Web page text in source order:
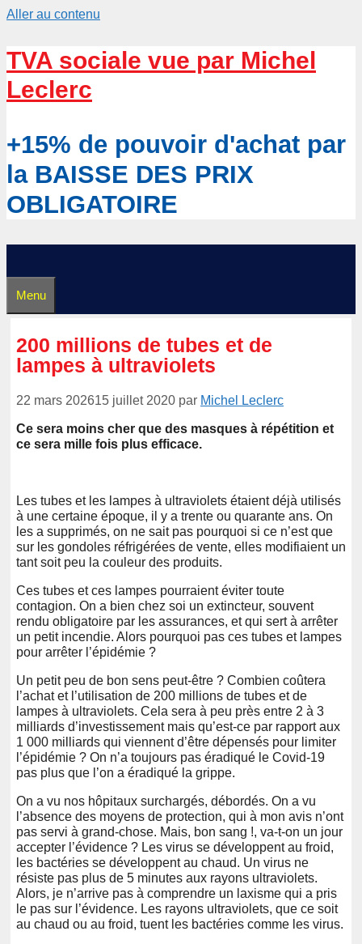
Aller au contenu
TVA sociale vue par Michel
Leclerc
+15% de pouvoir d'achat par
la BAISSE DES PRIX
OBLIGATOIRE
Menu
200 millions de tubes et de
lampes à ultraviolets
22 mars 202615 juillet 2020 par Michel Leclerc
Ce sera moins cher que des masques à répétition et
ce sera mille fois plus efficace.
Les tubes et les lampes à ultraviolets étaient déjà utilisés
à une certaine époque, il y a trente ou quarante ans. On
les a supprimés, on ne sait pas pourquoi si ce n’est que
sur les gondoles réfrigérées de vente, elles modifiaient un
tant soit peu la couleur des produits.
Ces tubes et ces lampes pourraient éviter toute
contagion. On a bien chez soi un extincteur, souvent
rendu obligatoire par les assurances, et qui sert à arrêter
un petit incendie. Alors pourquoi pas ces tubes et lampes
pour arrêter l’épidémie ?
Un petit peu de bon sens peut-être ? Combien coûtera
l’achat et l’utilisation de 200 millions de tubes et de
lampes à ultraviolets. Cela sera à peu près entre 2 à 3
milliards d’investissement mais qu’est-ce par rapport aux
1 000 milliards qui viennent d’être dépensés pour limiter
l’épidémie ? On n’a toujours pas éradiqué le Covid-19
pas plus que l’on a éradiqué la grippe.
On a vu nos hôpitaux surchargés, débordés. On a vu
l’absence des moyens de protection, qui à mon avis n’ont
pas servi à grand-chose. Mais, bon sang !, va-t-on un jour
accepter l’évidence ? Les virus se développent au froid,
les bactéries se développent au chaud. Un virus ne
résiste pas plus de 5 minutes aux rayons ultraviolets.
Alors, je n’arrive pas à comprendre un laxisme qui a pris
le pas sur l’évidence. Les rayons ultraviolets, que ce soit
au chaud ou au froid, tuent les bactéries comme les virus.